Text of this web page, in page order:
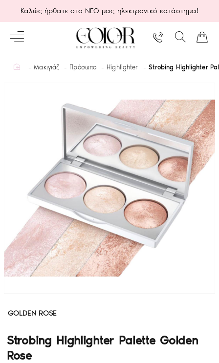
Καλώς ήρθατε στο ΝΕΟ μας ηλεκτρονικό κατάστημα!
homeΜακιγιάζ Πρόσωπο Highlighter Strobing Highlighter
GOLDEN ROSE
Strobing Highlighter Palette Golden
Rose